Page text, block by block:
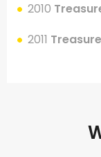
2010
2011